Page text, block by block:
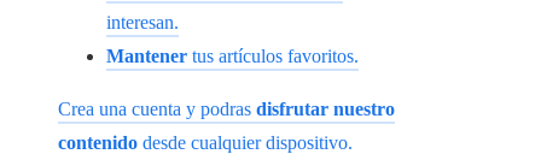
interesan.
Mantener tus artículos favoritos.
Crea una cuenta y podras disfrutar nuestro
contenido desde cualquier dispositivo.